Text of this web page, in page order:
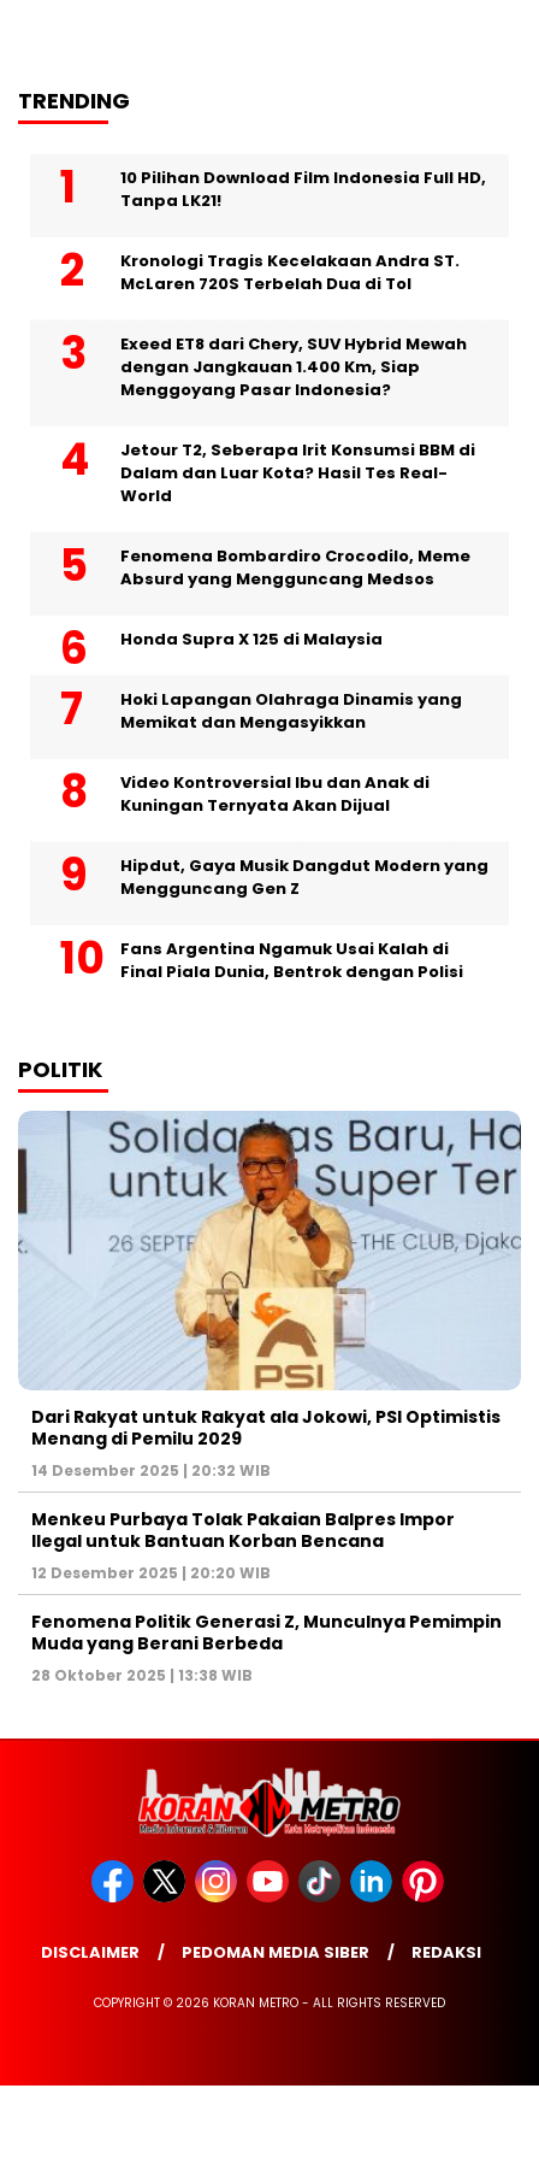
TRENDING
10 Pilihan Download Film Indonesia Full HD,
Tanpa LK21!
Kronologi Tragis Kecelakaan Andra ST.
McLaren 720S Terbelah Dua di Tol
Exeed ET8 dari Chery, SUV Hybrid Mewah
dengan Jangkauan 1.400 Km, Siap
Menggoyang Pasar Indonesia?
Jetour T2, Seberapa Irit Konsumsi BBM di
Dalam dan Luar Kota? Hasil Tes Real-
World
Fenomena Bombardiro Crocodilo, Meme
Absurd yang Mengguncang Medsos
Honda Supra X 125 di Malaysia
Hoki Lapangan Olahraga Dinamis yang
Memikat dan Mengasyikkan
Video Kontroversial Ibu dan Anak di
Kuningan Ternyata Akan Dijual
Hipdut, Gaya Musik Dangdut Modern yang
Mengguncang Gen Z
Fans Argentina Ngamuk Usai Kalah di
Final Piala Dunia, Bentrok dengan Polisi
POLITIK
Dari Rakyat untuk Rakyat ala Jokowi, PSI Optimistis
Menang di Pemilu 2029
14 Desember 2025 | 20:32 WIB
Menkeu Purbaya Tolak Pakaian Balpres Impor
Ilegal untuk Bantuan Korban Bencana
12 Desember 2025 | 20:20 WIB
Fenomena Politik Generasi Z, Munculnya Pemimpin
Muda yang Berani Berbeda
28 Oktober 2025 | 13:38 WIB
DISCLAIMER PEDOMAN MEDIA SIBER REDAKSI
COPYRIGHT © 2026 KORAN METRO - ALL RIGHTS RESERVED